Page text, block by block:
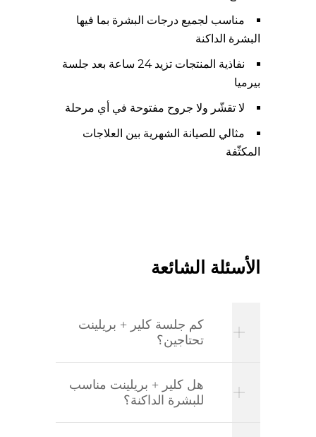
مناسب لجميع درجات البشرة بما فيها
البشرة الداكنة
نفاذية المنتجات تزيد 24 ساعة بعد جلسة
بيرميا
لا تقشّر ولا جروح مفتوحة في أي مرحلة
مثالي للصيانة الشهرية بين العلاجات
المكثّفة
الأسئلة الشائعة
كم جلسة كلير + بريلينت
تحتاجين؟
هل كلير + بريلينت مناسب
للبشرة الداكنة؟